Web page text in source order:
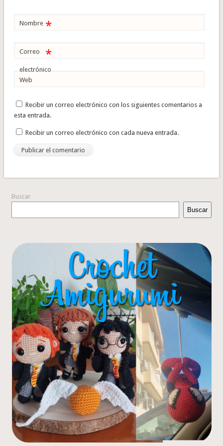
Nombre *
Correo
electrónico
*
Web
Recibir un correo electrónico con los siguientes comentarios a
esta entrada.
Recibir un correo electrónico con cada nueva entrada.
Buscar
Buscar